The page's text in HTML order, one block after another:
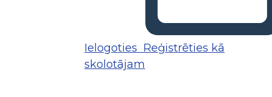
Ielogoties Reģistrēties kā
skolotājam